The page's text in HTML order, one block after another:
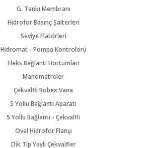
G. Tankı Membranı
Hidrofor Basınç Şalterleri
Seviye Flatörleri
Hidromat - Pompa Kontrolörü
Fleks Bağlantı Hortumları
Manometreler
Çekvalfli Robex Vana
5 Yollu Bağlantı Aparatı
5 Yollu Bağlantı - Çekvalfli
Oval Hidrofor Flanşı
Dik Tip Yaylı Çekvalfler